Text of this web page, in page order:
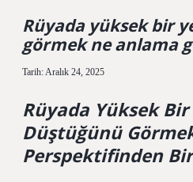
Rüyada yüksek bir
görmek ne anlama
Tarih: Aralık 24, 2025
Rüyada Yüksek
Düştüğünü
Perspektifinden